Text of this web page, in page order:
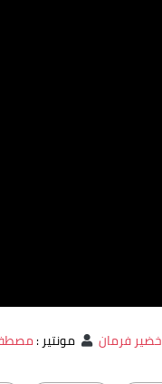
خضير فرمان مونتير: